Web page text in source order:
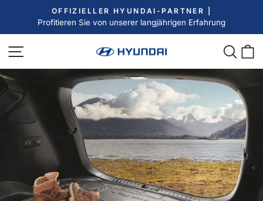
Inhalt
Pause
OFFIZIELLER HYUNDAI-PARTNER |
Profitieren Sie von unserer langjährigen Erfahrung
Seitennavigation